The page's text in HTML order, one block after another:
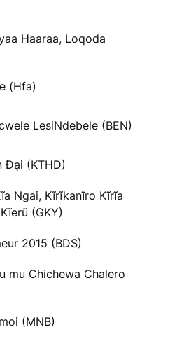
Haaraa, Loqoda
(Hfa)
LesiNdebele (BEN)
Đại (KTHD)
Ngai, Kĩrĩkanĩro Kĩrĩa
(GKY)
2015 (BDS)
mu Chichewa Chalero
(MNB)